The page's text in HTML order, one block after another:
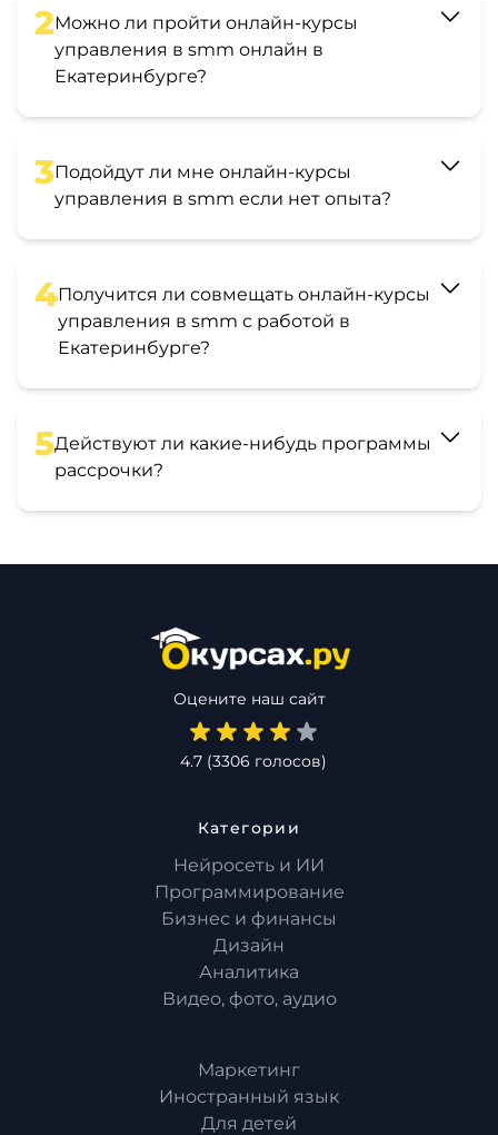
2Можно ли пройти онлайн-курсы
управления в smm онлайн в
Екатеринбурге?
3Подойдут ли мне онлайн-курсы
управления в smm если нет опыта?
4Получится ли совмещать онлайн-курсы
управления в smm с работой в
Екатеринбурге?
5Действуют ли какие-нибудь программы
рассрочки?
Оцените наш сайт
4.7 (3306 голосов)
Категории
Нейросеть и ИИ
Программирование
Бизнес и финансы
Дизайн
Аналитика
Видео, фото, аудио
Маркетинг
Иностранный язык
Для детей